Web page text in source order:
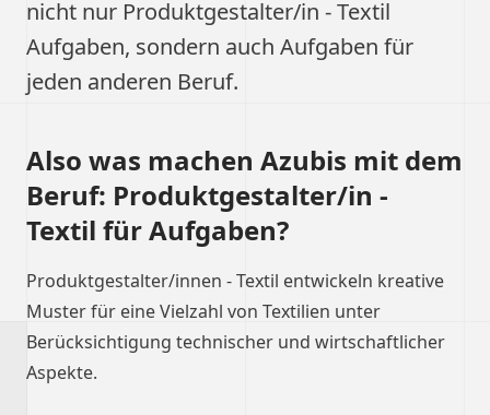
nicht nur Produktgestalter/in ‐ Textil
Aufgaben, sondern auch Aufgaben für
jeden anderen Beruf.
Also was machen Azubis mit dem
Beruf: Produktgestalter/in ‐
Textil für Aufgaben?
Produktgestalter/innen ‐ Textil entwickeln kreative
Muster für eine Vielzahl von Textilien unter
Berücksichtigung technischer und wirtschaftlicher
Aspekte.